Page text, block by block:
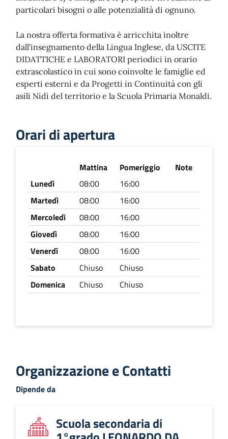
particolari bisogni o alle potenzialità di ognuno.
La nostra offerta formativa è arricchita inoltre
dall'insegnamento della Lingua Inglese, da USCITE
DIDATTICHE e LABORATORI periodici in orario
extrascolastico in cui sono coinvolte le famiglie ed
esperti esterni e da Progetti in Continuità con gli
asili Nidi del territorio e la Scuola Primaria Monaldi.
Orari di apertura
Mattina Pomeriggio
Note
Lunedì
08:00
16:00
Martedì
08:00
16:00
Mercoledì
08:00
16:00
Giovedì
08:00
16:00
Venerdì
08:00
16:00
Sabato
Chiuso
Chiuso
Domenica
Chiuso Chiuso
Organizzazione e Contatti
Dipende da
Scuola secondaria di